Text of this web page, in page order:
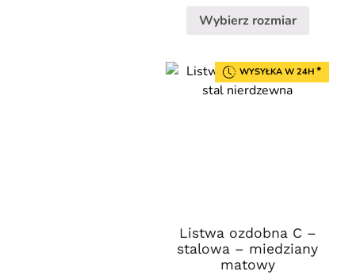
Wybierz rozmiar
WYSYŁKA W 24H *
Listwa ozdobna C –
stalowa – miedziany
matowy
Ten
produkt